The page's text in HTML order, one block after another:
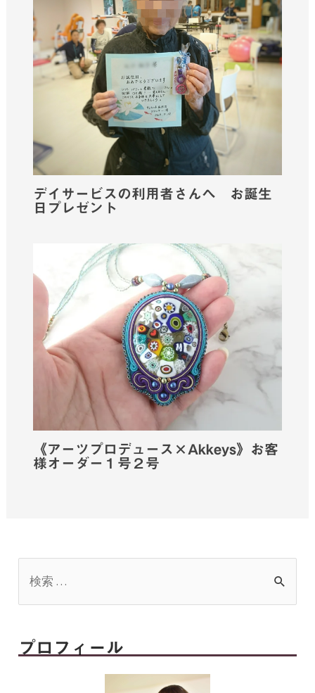
デイサービスの利用者さんへ お誕生
日プレゼント
《アーツプロデュース×Akkeys》お客
様オーダー１号２号
プロフィール